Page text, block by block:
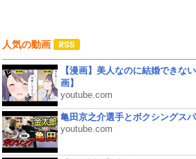
人気の動画
【漫画】美人なのに結婚できな
画】
youtube.com
亀田京之介選手とボクシングス
youtube.com